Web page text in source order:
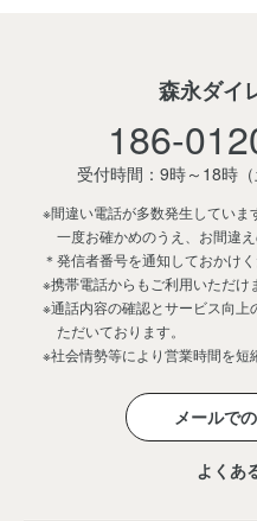
森永ダイ
186-
受付時間：9時～18時
※間違い電話が多数発生してい
一度お確かめのうえ、お間違
＊発信者番号を通知しておかけく
※携帯電話からもご利用いただけ
※通話内容の確認とサービス向
ただいております。
※社会情勢等により営業時間を短
メールで
よくあ